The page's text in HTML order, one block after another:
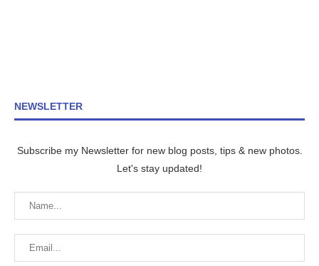
NEWSLETTER
Subscribe my Newsletter for new blog posts, tips & new photos.
Let's stay updated!